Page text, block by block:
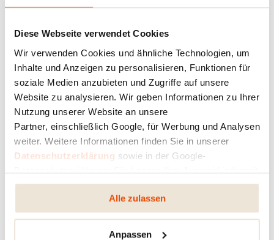
Diese Webseite verwendet Cookies
Wir verwenden Cookies und ähnliche Technologien, um
Inhalte und Anzeigen zu personalisieren, Funktionen für
soziale Medien anzubieten und Zugriffe auf unsere
Website zu analysieren. Wir geben Informationen zu Ihrer
Nutzung unserer Website an unsere
Partner, einschließlich Google, für Werbung und Analysen
weiter. Weitere Informationen finden Sie in unserer
Datenschutzerklärung sowie in der Google-
Datenschutzerklärung. Sie können Ihre Auswahl jederzeit
ändern oder widerrufen.
Alle zulassen
Anpassen
Funzionamento senza elettricità
Coperchio in vetro rimovibile
Comodo caricamento dei pellet dall'alto
Facile pulizia dei vetri
Tempo di combustione fino a 3 ore
Quantità di pellet variabile
Materiali di alta qualità
Carrellato e quindi facile da spostare
Involucro di protezione disponibile come